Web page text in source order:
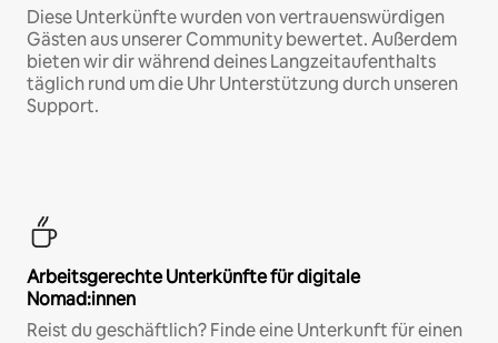
Diese Unterkünfte wurden von vertrauenswürdigen
Gästen aus unserer Community bewertet. Außerdem
bieten wir dir während deines Langzeitaufenthalts
täglich rund um die Uhr Unterstützung durch unseren
Support.
Arbeitsgerechte Unterkünfte für digitale
Nomad:innen
Reist du geschäftlich? Finde eine Unterkunft für einen